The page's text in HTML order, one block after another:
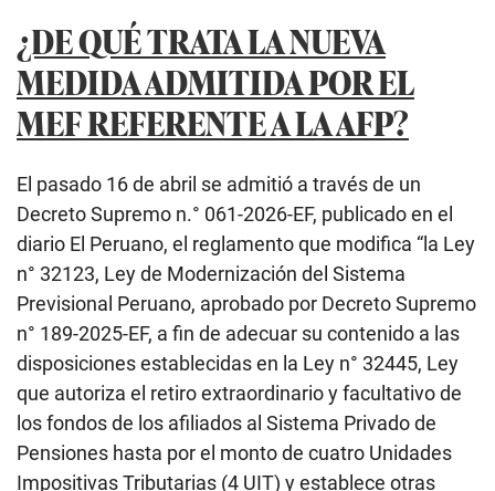
¿DE QUÉ TRATA LA NUEVA
MEDIDA ADMITIDA POR EL
MEF REFERENTE A LA AFP?
El pasado 16 de abril se admitió a través de un
Decreto Supremo n.° 061-2026-EF, publicado en el
diario El Peruano, el reglamento que modifica “la Ley
n° 32123, Ley de Modernización del Sistema
Previsional Peruano, aprobado por Decreto Supremo
n° 189-2025-EF, a fin de adecuar su contenido a las
disposiciones establecidas en la Ley n° 32445, Ley
que autoriza el retiro extraordinario y facultativo de
los fondos de los afiliados al Sistema Privado de
Pensiones hasta por el monto de cuatro Unidades
Impositivas Tributarias (4 UIT) y establece otras